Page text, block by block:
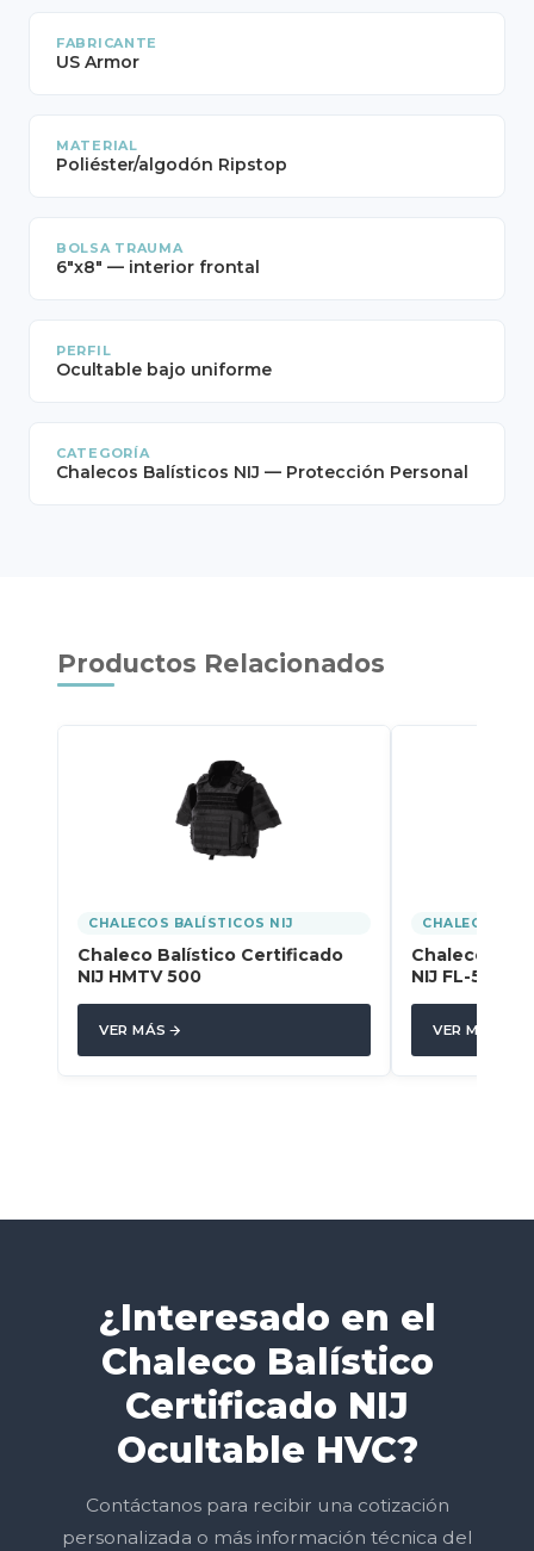
FABRICANTE
US Armor
MATERIAL
Poliéster/algodón Ripstop
BOLSA TRAUMA
6"x8" — interior frontal
PERFIL
Ocultable bajo uniforme
CATEGORÍA
Chalecos Balísticos NIJ — Protección Personal
Productos Relacionados
CHALECOS BALÍSTICOS NIJ
Chaleco Balístico Certificado
NIJ HMTV 500
VER MÁS
CHALECOS
Chaleco
NIJ FL-500
VER MÁS
¿Interesado en el
Chaleco Balístico
Certificado NIJ
Ocultable HVC?
Contáctanos para recibir una cotización
personalizada o más información técnica del